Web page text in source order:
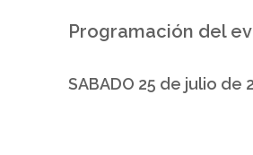
Programación del
SABADO 25 de julio de